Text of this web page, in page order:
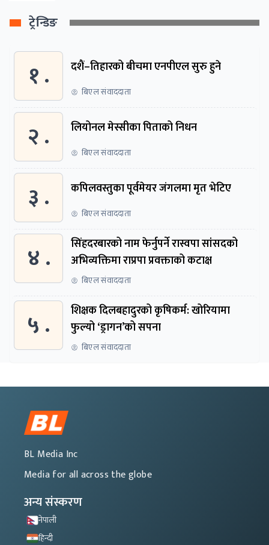
ट्रेन्डिङ
१ . दशैं–तिहारको बीचमा एनपीएल सुरु हुने
बिएल संवाददाता
२ . लियोनल मेस्सीका पिताको निधन
बिएल संवाददाता
३ . कपिलवस्तुका पूर्वमेयर जंगलमा मृत भेटिए
बिएल संवाददाता
४ .
सिंहदरबारको नाम फेर्नुपर्ने रास्वपा सांसदको
अभिव्यक्तिमा राप्रपा प्रवक्ताको कटाक्ष
बिएल संवाददाता
५ .
शिक्षक दिलबहादुरको कृषिकर्म: खोरियामा
फुल्यो ‘ड्रागन’को सपना
बिएल संवाददाता
BL Media Inc
Media for all across the globe
अन्य संस्करण
नेपाली
हिन्दी